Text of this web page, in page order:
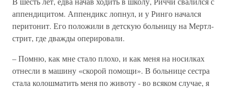
аппендицитом. Аппендикс лопнул, и у Ринго начался
перитонит. Его положили в детскую больницу на Мертл-
стрит, где дважды оперировали.
– Помню, как мне стало плохо, и как меня на носилках
отнесли в машину «скорой помощи». В больнице сестра
стала колошматить меня по животу - во всяком случае, я